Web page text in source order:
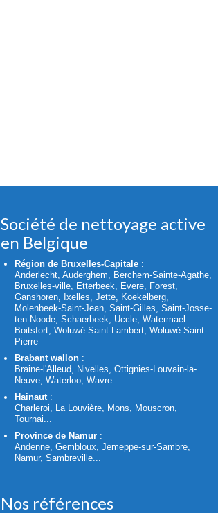
Société de nettoyage active
en Belgique
Région de Bruxelles-Capitale :
Anderlecht, Auderghem, Berchem-Sainte-Agathe,
Bruxelles-ville, Etterbeek, Evere, Forest,
Ganshoren, Ixelles, Jette, Koekelberg,
Molenbeek-Saint-Jean, Saint-Gilles, Saint-Josse-
ten-Noode, Schaerbeek, Uccle, Watermael-
Boitsfort, Woluwé-Saint-Lambert, Woluwé-Saint-
Pierre
Brabant wallon :
Braine-l'Alleud, Nivelles, Ottignies-Louvain-la-
Neuve, Waterloo, Wavre...
Hainaut :
Charleroi, La Louvière, Mons, Mouscron,
Tournai...
Province de Namur :
Andenne, Gembloux, Jemeppe-sur-Sambre,
Namur, Sambreville...
Nos références